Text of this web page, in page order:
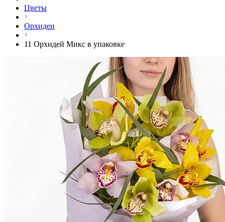
Цветы
Орхидеи
11 Орхидей Микс в упаковке